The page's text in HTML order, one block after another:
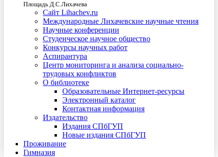
Площадь Д.С.Лихачева
Сайт Lihachev.ru
Международные Лихачевские научные чтения
Научные конференции
Студенческое научное общество
Конкурсы научных работ
Аспирантура
Центр мониторинга и анализа социально-
трудовых конфликтов
О библиотеке
Образовательные Интернет-ресурсы
Электронный каталог
Контактная информация
Издательство
Издания СПбГУП
Новые издания СПбГУП
Проживание
Гимназия